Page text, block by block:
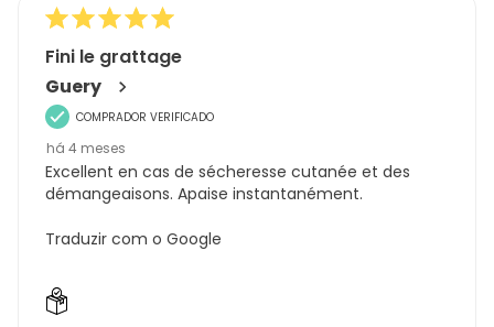
Fini le grattage
Guery
COMPRADOR VERIFICADO
há 4 meses
Excellent en cas de sécheresse cutanée et des
démangeaisons. Apaise instantanément.
Traduzir com o Google